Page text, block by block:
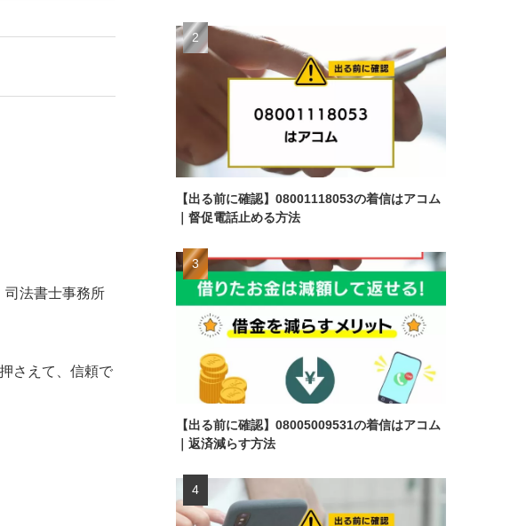
司法書士事務所
さえて、信頼で
【出る前に確認】08001118053の着信はアコム
｜督促電話止める方法
【出る前に確認】08005009531の着信はアコム
｜返済減らす方法